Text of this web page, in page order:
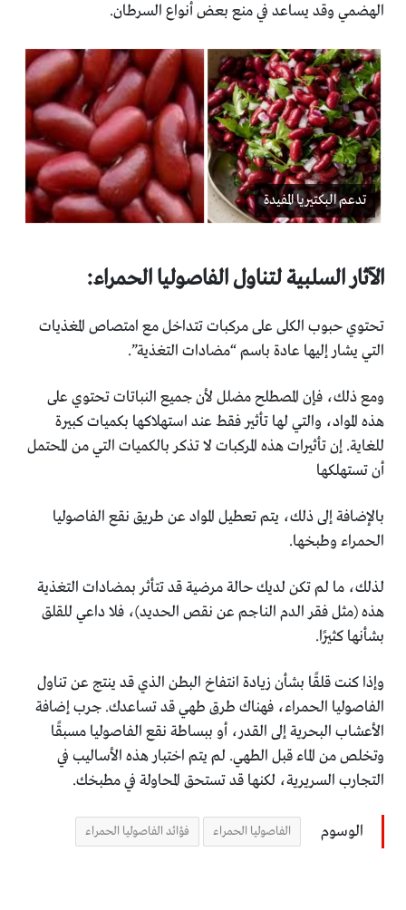
‏الهضمي وقد يساعد في منع بعض أنواع السرطان.
تدعم البكتيريا المفيدة
الآثار السلبية لتناول الفاصوليا الحمراء:‏
تحتوي حبوب الكلى على مركبات تتداخل مع امتصاص المغذيات
‏التي يشار إليها عادة باسم “مضادات التغذية”. ‏
ومع ذلك، فإن المصطلح مضلل لأن جميع النباتات تحتوي على
‏هذه المواد، والتي لها تأثير فقط عند استهلاكها بكميات كبيرة
‏للغاية. إن تأثيرات هذه المركبات لا تذكر بالكميات التي من ‏المحتمل
أن تستهلكها
بالإضافة إلى ذلك، يتم تعطيل المواد عن طريق نقع الفاصوليا
‏الحمراء وطبخها. ‏
لذلك، ما لم تكن لديك حالة مرضية قد تتأثر بمضادات التغذية
‏هذه (مثل فقر الدم الناجم عن نقص الحديد)، فلا داعي للقلق
‏بشأنها كثيرًا‎.‎
وإذا كنت قلقًا بشأن زيادة انتفاخ البطن الذي قد ينتج عن تناول
‏الفاصوليا الحمراء، فهناك طرق طهي قد تساعدك. جرب إضافة
‏الأعشاب البحرية إلى القدر، أو ببساطة نقع الفاصوليا مسبقًا
‏وتخلص من الماء قبل الطهي. لم يتم اختبار هذه الأساليب في
‏التجارب السريرية، لكنها قد تستحق المحاولة في مطبخك‎.‎
الوسوم الفاصوليا الحمراء فؤائد الفاصوليا الحمراء